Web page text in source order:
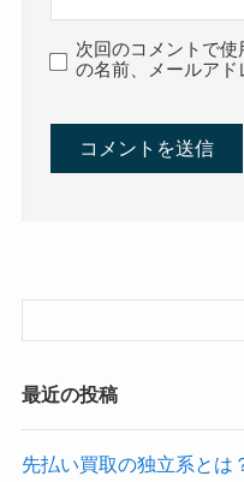
次回のコメントで
の名前、メールアド
最近の投稿
先払い買取の独立系とは